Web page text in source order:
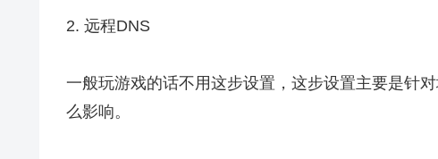
2. 远程DNS
一般玩游戏的话不用这步设置，这步设置主要是针
么影响。